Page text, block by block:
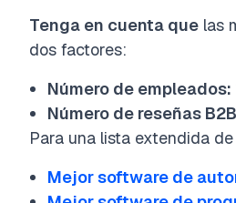
Tenga en cuenta que las
dos factores:
Número de empleados:
Número de reseñas
Para una lista extendida
Mejor software de